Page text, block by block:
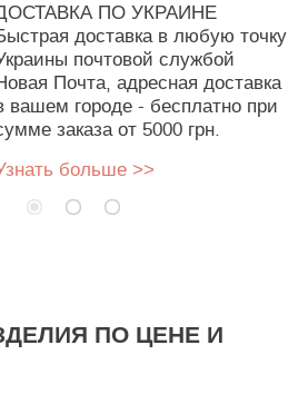
ПО УКРАИНЕ
доставка в любую точку
почтовой службой
Почта, адресная доставка
вашем городе - бесплатно при
заказа от 5000 грн.
больше >>
ПО ЦЕНЕ И